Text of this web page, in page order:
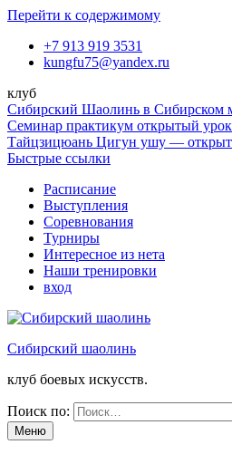
Перейти к содержимому
+7 913 919 3531
kungfu75@yandex.ru
клуб
Сибирский Шаолинь в Сибирском
Семинар практикум открытый
Тайцзицюань Цигун ушу —
Быстрые ссылки
Расписание
Выступления
Соревнования
Турниры
Интересное из нета
Наши тренировки
вход
Сибирский шаолинь
клуб боевых искусств.
Поиск по:
Меню